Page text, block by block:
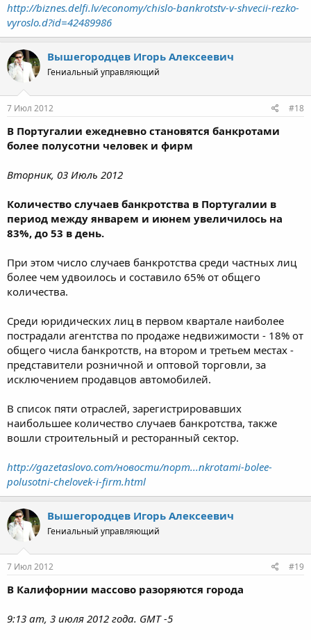
http://biznes.delfi.lv/economy/chislo-bankrotstv-v-shvecii-rezko-
vyroslo.d?id=42489986
Вышегородцев Игорь Алексеевич
Гениальный управляющий
7 Июл 2012 #18
В Португалии ежедневно становятся банкротами
более полусотни человек и фирм
Вторник, 03 Июль 2012
Количество случаев банкротства в Португалии в
период между январем и июнем увеличилось на
83%, до 53 в день.
При этом число случаев банкротства среди частных лиц
более чем удвоилось и составило 65% от общего
количества.
Среди юридических лиц в первом квартале наиболее
пострадали агентства по продаже недвижимости - 18% от
общего числа банкротств, на втором и третьем местах -
представители розничной и оптовой торговли, за
исключением продавцов автомобилей.
В список пяти отраслей, зарегистрировавших
наибольшее количество случаев банкротства, также
вошли строительный и ресторанный сектор.
http://gazetaslovo.com/новости/порт...nkrotami-bolee-
polusotni-chelovek-i-firm.html
Вышегородцев Игорь Алексеевич
Гениальный управляющий
7 Июл 2012 #19
В Калифорнии массово разоряются города
9:13 am, 3 июля 2012 года. GMT -5